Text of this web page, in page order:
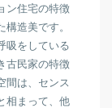
ン住宅の特徴
造美です。
吸をしている
古民家の特徴
間は、センス
相まって、他